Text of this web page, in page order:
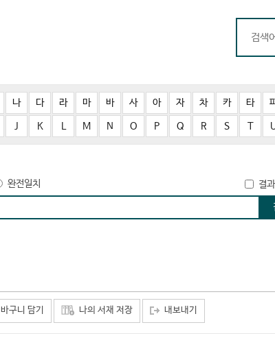
컬렉션
외부 API 검색
전자도서
나 다 라 마 바 사 아 자 차 카 타
J K M N O P Q R S T
완전일치 결
바구니 담기 나의 서재 저장 내보내기